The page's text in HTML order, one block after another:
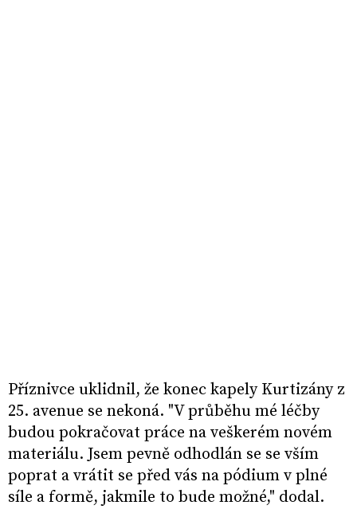
Příznivce uklidnil, že konec kapely Kurtizány z
25. avenue se nekoná. "V průběhu mé léčby
budou pokračovat práce na veškerém novém
materiálu. Jsem pevně odhodlán se se vším
poprat a vrátit se před vás na pódium v plné
síle a formě, jakmile to bude možné," dodal.